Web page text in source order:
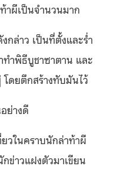
าผีเป็นจำนวนมาก
กล่าว เป็นที่ตั้งและร่ำ
ำพิธีบูชาซาตาน และ
ดยตึกสร้างทับมันไว้
ย่างดี
วในคราบนักล่าท้าผี
ข่าวแฝงตัวมาเขียน